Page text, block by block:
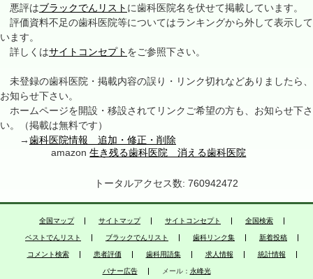
悪評はブラックでんリスト に歯科医院名を伏せて掲載しています。
評価資料不足の歯科医院等についてはランキングから外して表示して
います。
詳しくはサイトコンセプト をご参照下さい。
未登録の歯科医院・掲載内容の誤り・リンク切れなどありましたら、
お知らせ下さい。
ホームページを開設・移設されてリンクご希望の方も、お知らせ下さ
い。（掲載は無料です）
→歯科医院情報 追加・修正・削除
amazon生き残る歯科医院 消える歯科医院
トータルアクセス数: 760942472
全国マップ サイトマップ サイトコンセプト 全国検索
ベストでんリスト ブラックでんリスト 歯科リンク集 新着投稿
コメント検索 患者評価 歯科用語集 求人情報 統計情報
バナー広告 メール： 永峰光